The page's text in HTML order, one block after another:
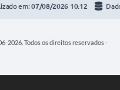
em:07/08/2026 10:12
2026. Todos os direitos reservados -